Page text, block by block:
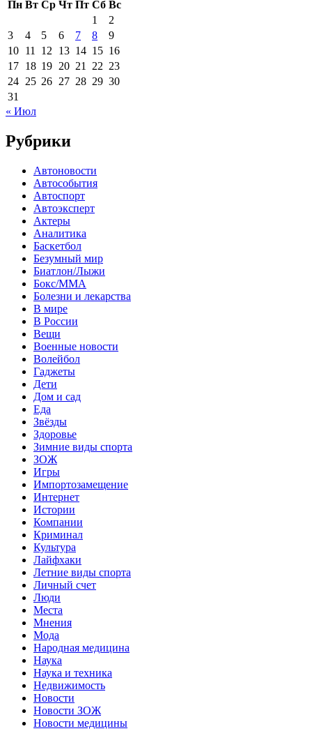
Пн Вт Ср Чт Пт Сб Вс
1
2
3
4 5 6 7 8
9
10 11 12 13 14 15 16
17 18 19 20 21 22 23
24 25 26 27 28 29 30
31
« Июл
Рубрики
Автоновости
Автособытия
Автоспорт
Автоэксперт
Актеры
Аналитика
Баскетбол
Безумный мир
Биатлон/Лыжи
Бокс/MMA
Болезни и лекарства
В мире
В России
Вещи
Военные новости
Волейбол
Гаджеты
Дети
Дом и сад
Еда
Звёзды
Здоровье
Зимние виды спорта
ЗОЖ
Игры
Импортозамещение
Интернет
Истории
Компании
Криминал
Культура
Лайфхаки
Летние виды спорта
Личный счет
Люди
Места
Мнения
Мода
Народная медицина
Наука
Наука и техника
Недвижимость
Новости
Новости ЗОЖ
Новости медицины